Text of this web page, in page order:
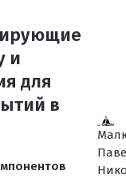
и
для
в